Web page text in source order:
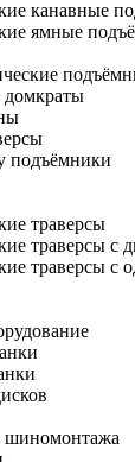
канавные
ямные
домкраты
подъёмники
траверсы
траверсы с
траверсы с
шиномонтажа